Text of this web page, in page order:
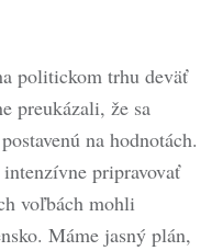
politickom trhu deväť
preukázali, že sa
na hodnotách.
pripravovať
voľbách mohli
Máme jasný plán,